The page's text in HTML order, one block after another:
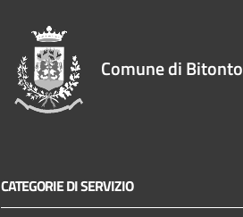
Comune di Bitonto
CATEGORIE DI SERVIZIO